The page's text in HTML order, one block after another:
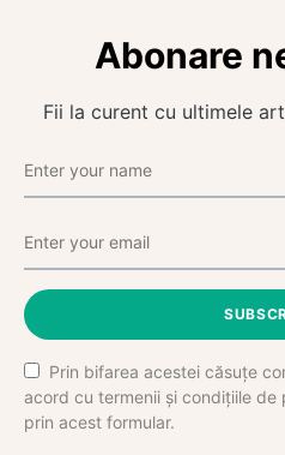
Abonare
Fii la curent cu ultimele
Prin bifarea acestei căsuțe
acord cu termenii și condițiile
prin acest formular.